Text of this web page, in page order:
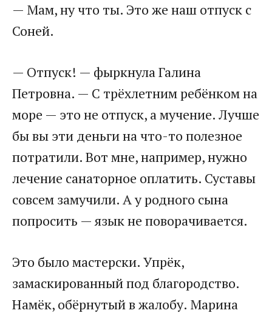
— Мам, ну что ты. Это же наш отпуск с
Соней.
— Отпуск! — фыркнула Галина
Петровна. — С трёхлетним ребёнком на
море — это не отпуск, а мучение. Лучше
бы вы эти деньги на что-то полезное
потратили. Вот мне, например, нужно
лечение санаторное оплатить. Суставы
совсем замучили. А у родного сына
попросить — язык не поворачивается.
Это было мастерски. Упрёк,
замаскированный под благородство.
Намёк, обёрнутый в жалобу. Марина